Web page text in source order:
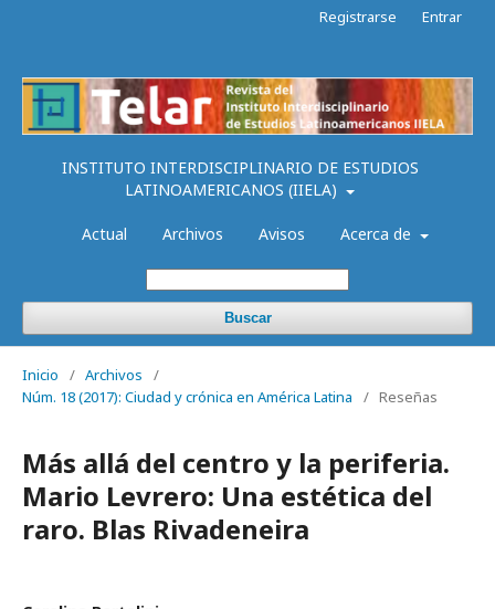
INSTITUTO INTERDISCIPLINARIO DE ESTUDIOS
LATINOAMERICANOS (IIELA)
Actual Archivos Avisos Acerca de
Buscar
Registrarse Entrar
Inicio / Archivos
/
Núm. 18 (2017): Ciudad y crónica en América Latina
/ Reseñas
Más allá del centro y la periferia.
Mario Levrero: Una estética del
raro. Blas Rivadeneira